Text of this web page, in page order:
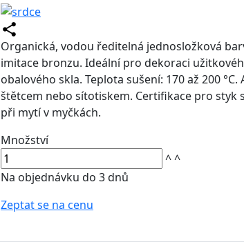
Organická, vodou ředitelná jednosložková
imitace bronzu. Ideální pro dekoraci
obalového skla. Teplota sušení: 170 až 200
štětcem nebo sítotiskem. Certifikace pro styk
při mytí v myčkách.
Množství
^^
Na objednávku do 3 dnů
Zeptat se na cenu